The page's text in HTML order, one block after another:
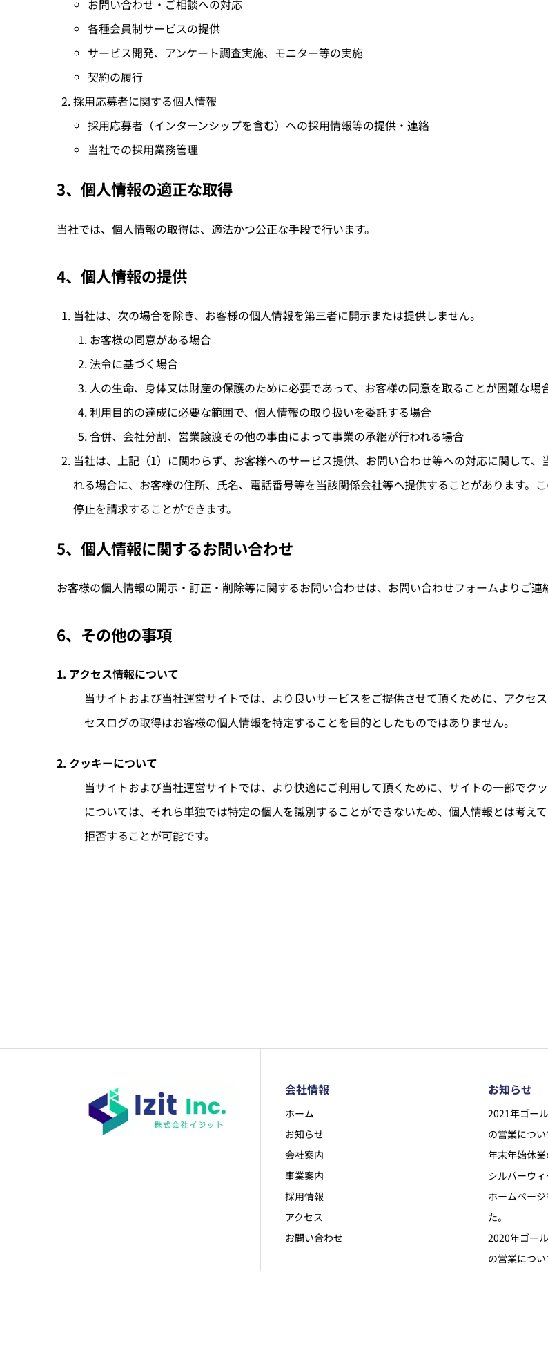
お問い合わせ・ご相談への対応
各種会員制サービスの提供
サービス開発、アンケート調査実施、モニター等の実施
契約の履行
採用応募者に関する個人情報
採用応募者（インターンシップを含む）への採用情報等の提供・連絡
当社での採用業務管理
3、個人情報の適正な取得
当社では、個人情報の取得は、適法かつ公正な手段で行います。
4、個人情報の提供
当社は、次の場合を除き、お客様の個人情報を第三者に開示または提供しません。
お客様の同意がある場合
法令に基づく場合
人の生命、身体又は財産の保護のために必要であって、お客様の同意を取ることが困難な場
利用目的の達成に必要な範囲で、個人情報の取り扱いを委託する場合
合併、会社分割、営業譲渡その他の事由によって事業の承継が行われる場合
当社は、上記（1）に関わらず、お客様へのサービス提供、お問い合わせ等への対応に関して
れる場合に、お客様の住所、氏名、電話番号等を当該関係会社等へ提供することがあります。
停止を請求することができます。
5、個人情報に関するお問い合わせ
お客様の個人情報の開示・訂正・削除等に関するお問い合わせは、お問い合わせフォームよりご連
6、その他の事項
1. アクセス情報について
当サイトおよび当社運営サイトでは、より良いサービスをご提供させて頂くために、アクセ
セスログの取得はお客様の個人情報を特定することを目的としたものではありません。
2. クッキーについて
当サイトおよび当社運営サイトでは、より快適にご利用して頂くために、サイトの一部でク
については、それら単独では特定の個人を識別することができないため、個人情報とは考え
拒否することが可能です。
会社情報
ホーム
お知らせ
会社案内
事業案内
採用情報
アクセス
お問い合わせ
お知らせ
2021年ゴー
の営業につい
年末年始休
シルバーウ
ホームペー
た。
2020年ゴー
の営業につい